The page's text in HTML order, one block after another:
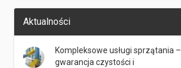
Aktualności
Kompleksowe usługi sprzątania –
gwarancja czystości i